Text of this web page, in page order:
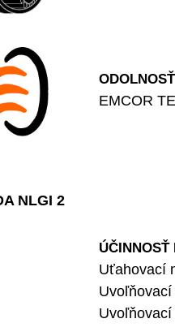
EMCOR
NLGI 2
ÚČINNOSŤ
Uťahovací
Uvoľňovací
Uvoľňovací